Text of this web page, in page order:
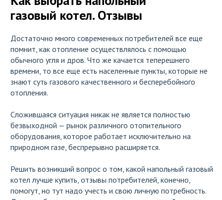
газовый котел. Отзывы
Достаточно много современных потребителей все еще
помнит, как отопление осуществлялось с помощью
обычного угля и дров. Что же качается теперешнего
времени, то все еще есть населенные пункты, которые не
знают суть газового качественного и бесперебойного
отопления.
Сложившаяся ситуация никак не является полностью
безвыходной — рынок различного отопительного
оборудования, которое работает исключительно на
природном газе, беспрерывно расширяется.
Решить возникший вопрос о том, какой напольный газовый
котел лучше купить, отзывы потребителей, конечно,
помогут, но тут надо учесть и свою личную потребность.